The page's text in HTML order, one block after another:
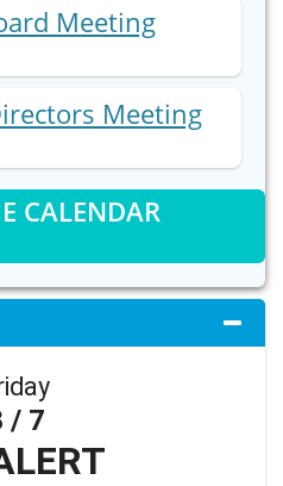
Meeting
Meeting
CALENDAR
/ 7